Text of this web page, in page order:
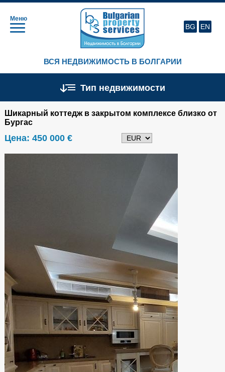
Меню
ВСЯ НЕДВИЖИМОСТЬ В БОЛГАРИИ
BG EN
Тип недвижимости
Шикарный коттедж в закрытом комплексе близко от
Бургас
Цена: 450 000 €